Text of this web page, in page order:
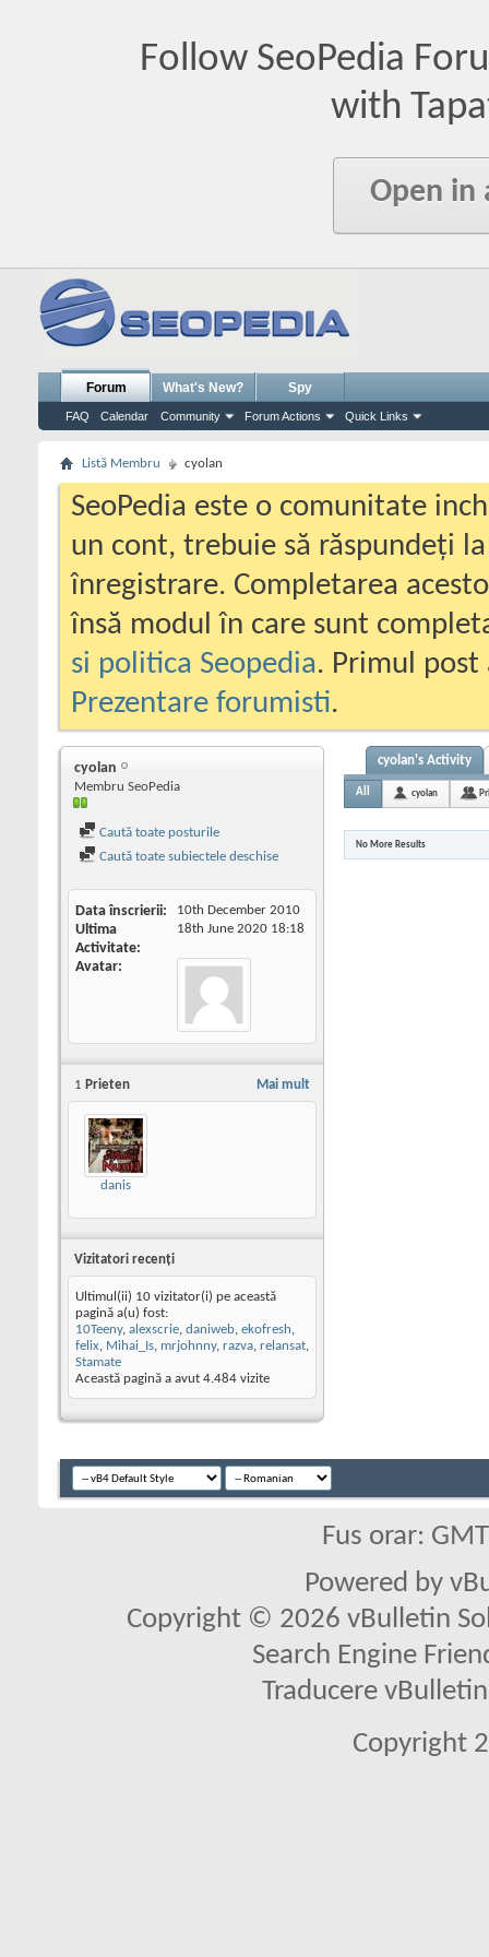
Follow SeoPedia
with
Open in
Forum
FAQ Calendar Community Forum Actions Quick Links
What's New? Spy
Listă Membru cyolan
SeoPedia este o comunitate
un cont, trebuie să răspundeți
înregistrare. Completarea
însă modul în care sunt
si politica Seopedia. Primul
Prezentare forumisti.
cyolan
Membru SeoPedia
Caută toate posturile
Caută toate subiectele deschise
Data înscrierii 10th December 2010
Ultima
Activitate
18th June 2020 18:18
Avatar
Mai mult
1 Prieten
danis
Vizitatori recenţi
Ultimul(ii) 10 vizitator(i) pe această
pagină a(u) fost:
10Teeny, alexscrie, daniweb, ekofresh,
felix, Mihai_Is, mrjohnny, razva, relansat,
Stamate
Această pagină a avut 4.484 vizite
cyolan's Activity
All cyolan
No More Results
Fus orar:
Powered by
Copyright © 2026 vBulletin
Search Engine
Traducere
Copyright